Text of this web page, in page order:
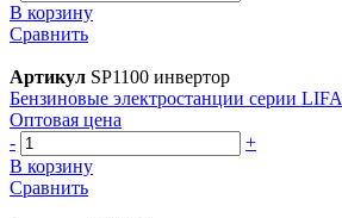
В корзину
Сравнить
Артикул SP1100 инвертор
Бензиновые электростанции серии
Оптовая цена
-
+
В корзину
Сравнить